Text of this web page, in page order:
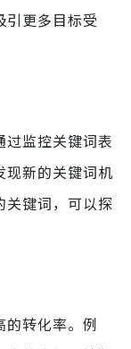
引更多目标受
过监控关键词表
现新的关键词机
关键词，可以探
的转化率。例